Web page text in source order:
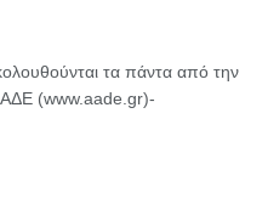
τα πάντα από την
(www.aade.gr)-